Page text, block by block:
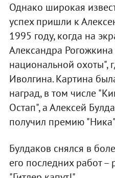
Однако широкая
успех пришли к
1995 году, когда на
Александра
национальной охоты",
Иволгина. Картина
наград, в том числе
Остап", а Алексей
получил премию
Булдаков снялся в
его последних работ –